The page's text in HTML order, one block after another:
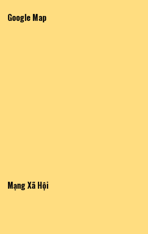
Google Map
Mạng Xã Hội